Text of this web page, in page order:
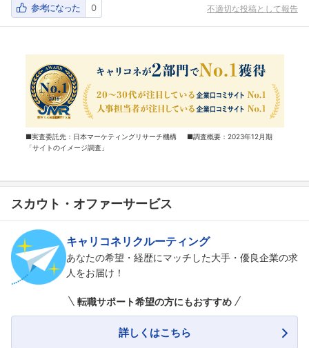
参考になった 0 不適切な投稿として報告
■実査委託先：日本マーケティングリサーチ機構 ■調査概要：2023年12月期
「サイトのイメージ調査」
スカウト・オファーサービス
キャリコネリクルーティング
あなたの希望・経歴にマッチした大手・優良企業の求
人をお届け！
転職サポート希望の方にもおすすめ
詳しくはこちら